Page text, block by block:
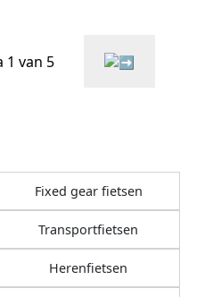
1 van 5
Fixed gear fietsen
Transportfietsen
Herenfietsen